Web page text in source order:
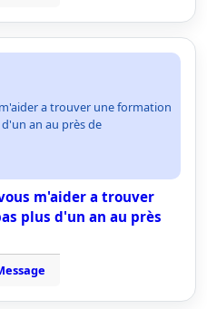
a trouver une formation
an au près de
m'aider a trouver
plus d'un an au près